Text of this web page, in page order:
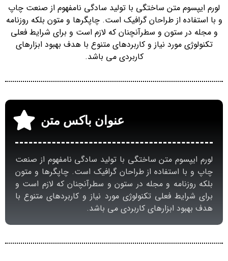
لورم ایپسوم متن ساختگی با تولید سادگی نامفهوم از صنعت چاپ
و با استفاده از طراحان گرافیک است. چاپگرها و متون بلکه روزنامه
و مجله در ستون و سطرآنچنان که لازم است و برای شرایط فعلی
تکنولوژی مورد نیاز و کاربردهای متنوع با هدف بهبود ابزارهای
کاربردی می باشد.
عنوان باکس متن
لورم ایپسوم متن ساختگی با تولید سادگی نامفهوم از صنعت
چاپ و با استفاده از طراحان گرافیک است. چاپگرها و متون
بلکه روزنامه و مجله در ستون و سطرآنچنان که لازم است و
برای شرایط فعلی تکنولوژی مورد نیاز و کاربردهای متنوع با
هدف بهبود ابزارهای کاربردی می باشد.